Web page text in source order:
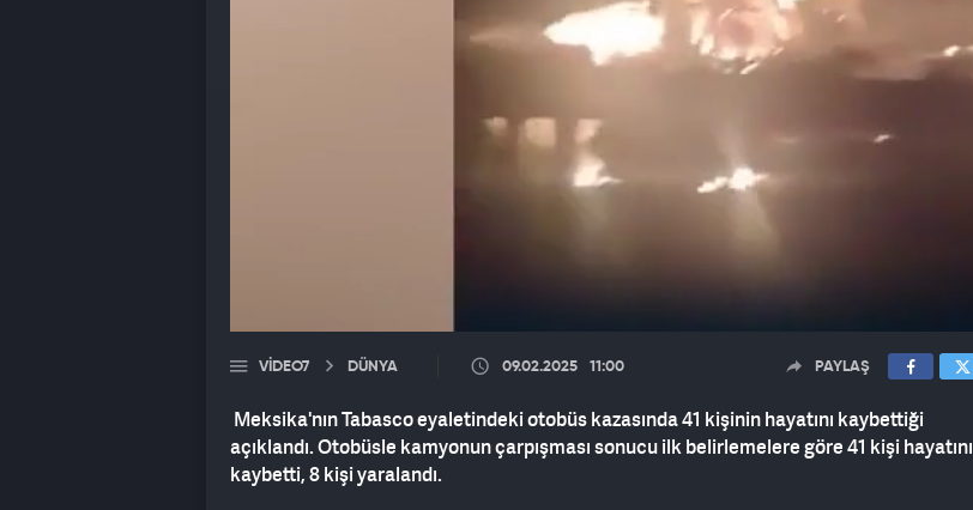
VIDEO7 DÜNYA 09.02.2025 11:00 PAYLAŞ
Meksika'nın Tabasco eyaletindeki otobüs kazasında 41 kişinin hayatını kaybettiği
açıklandı. Otobüsle kamyonun çarpışması sonucu ilk belirlemelere göre 41 kişi hayatını
kaybetti, 8 kişi yaralandı.